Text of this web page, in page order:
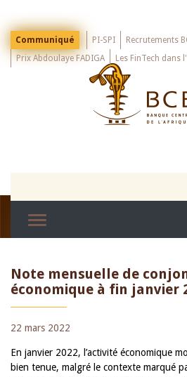
mainMenu
Top
Communiqué PI-SPI Recrutements
Prix Abdoulaye FADIGA
Les FinTech dans
Note mensuelle de
économique à fin janvier
22 mars 2022
En janvier 2022, l’activité économique
bien tenue, malgré le contexte marqué